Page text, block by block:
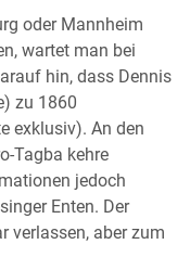
oder Mannheim
wartet man bei
hin, dass Dennis
zu 1860
exklusiv). An den
Tagba kehre
jedoch
Enten. Der
verlassen, aber zum